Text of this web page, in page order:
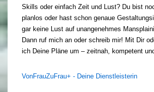
Skills oder einfach Zeit und Lust? Du bist
planlos oder hast schon genaue
gar keine Lust auf unangenehmes
Dann ruf mich an oder schreib mir! Mit Dir
ich Deine Pläne um – zeitnah, kompetent
VonFrauZuFrau+ - Deine Dienstleisterin